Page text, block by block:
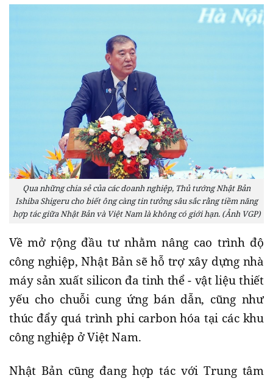
Qua những chia sẻ của các doanh nghiệp, Thủ tướng Nhật Bản
Ishiba Shigeru cho biết ông càng tin tưởng sâu sắc rằng tiềm năng
hợp tác giữa Nhật Bản và Việt Nam là không có giới hạn. (Ảnh VGP)
Về mở rộng đầu tư nhằm nâng cao trình độ
công nghiệp, Nhật Bản sẽ hỗ trợ xây dựng nhà
máy sản xuất silicon đa tinh thể - vật liệu thiết
yếu cho chuỗi cung ứng bán dẫn, cũng như
thúc đẩy quá trình phi carbon hóa tại các khu
công nghiệp ở Việt Nam.
Nhật Bản cũng đang hợp tác với Trung tâm